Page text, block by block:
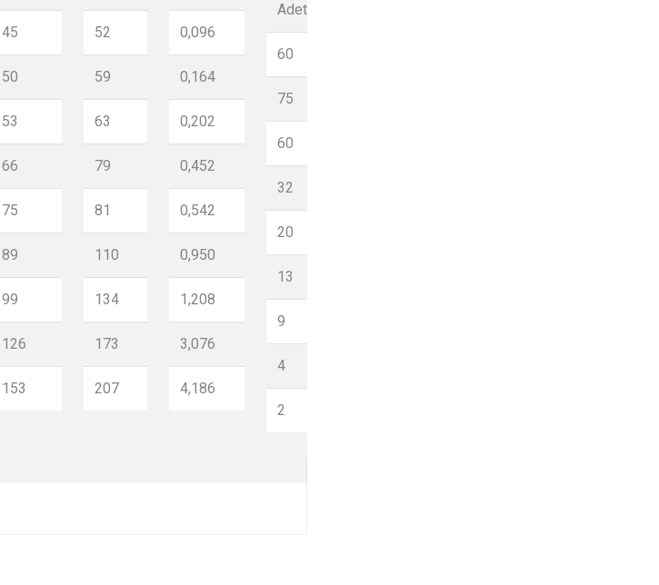
45
50
53
66
75
89
99
126
153
52
59
63
79
81
110
134
173
207
0,096
0,164
0,202
0,452
0,542
0,950
1,208
3,076
4,186
Adet
60
75
60
32
20
13
9
4
2